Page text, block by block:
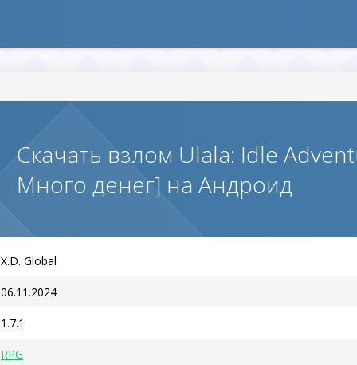
Скачать взлом Ulala: Idle
Много денег] на Андроид
X.D. Global
06.11.2024
1.7.1
RPG